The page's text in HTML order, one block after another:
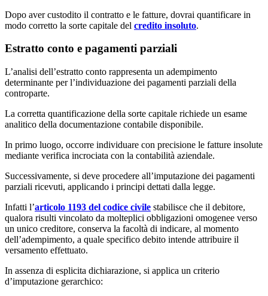
Dopo aver custodito il contratto e le fatture, dovrai quantificare in
modo corretto la sorte capitale del credito insoluto.
Estratto conto e pagamenti parziali
L’analisi dell’estratto conto rappresenta un adempimento
determinante per l’individuazione dei pagamenti parziali della
controparte.
La corretta quantificazione della sorte capitale richiede un esame
analitico della documentazione contabile disponibile.
In primo luogo, occorre individuare con precisione le fatture insolute
mediante verifica incrociata con la contabilità aziendale.
Successivamente, si deve procedere all’imputazione dei pagamenti
parziali ricevuti, applicando i principi dettati dalla legge.
Infatti l’articolo 1193 del codice civile stabilisce che il debitore,
qualora risulti vincolato da molteplici obbligazioni omogenee verso
un unico creditore, conserva la facoltà di indicare, al momento
dell’adempimento, a quale specifico debito intende attribuire il
versamento effettuato.
In assenza di esplicita dichiarazione, si applica un criterio
d’imputazione gerarchico: